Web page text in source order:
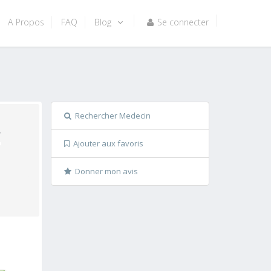
A Propos FAQ Blog Se connecter
Rechercher Medecin
Ajouter aux favoris
Donner mon avis